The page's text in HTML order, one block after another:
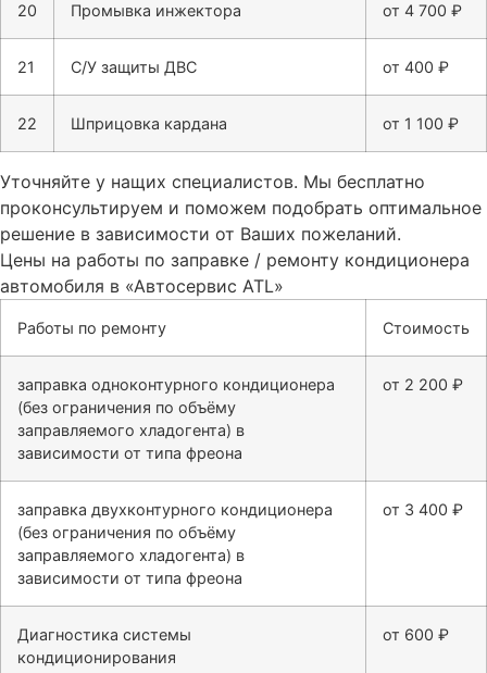
20 Промывка инжектора от 4 700 ₽
21 С/У защиты ДВС от 400 ₽
22 Шприцовка кардана от 1 100 ₽
Уточняйте у нащих специалистов. Мы бесплатно
проконсультируем и поможем подобрать оптимальное
решение в зависимости от Ваших пожеланий.
Цены на работы по заправке / ремонту кондиционера
автомобиля в «Автосервис ATL»
Работы по ремонту Стоимость
заправка одноконтурного кондиционера
(без ограничения по объёму
заправляемого хладогента) в
зависимости от типа фреона
от 2 200 ₽
заправка двухконтурного кондиционера
(без ограничения по объёму
заправляемого хладогента) в
зависимости от типа фреона
от 3 400 ₽
Диагностика системы
кондиционирования
от 600 ₽